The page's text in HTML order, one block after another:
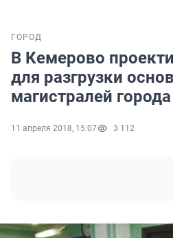
ГОРОД
В Кемерово
для разгрузки
магистралей города
11 апреля 2018, 15:07 3 112